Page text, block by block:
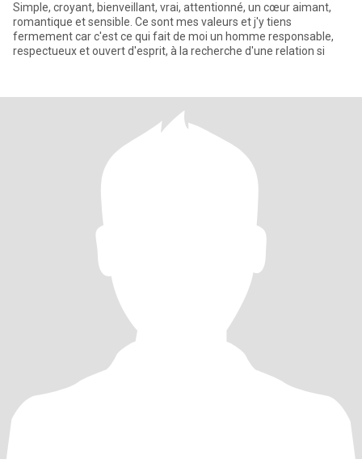
Simple, croyant, bienveillant, vrai, attentionné, un cœur aimant,
romantique et sensible. Ce sont mes valeurs et j'y tiens
fermement car c'est ce qui fait de moi un homme responsable,
respectueux et ouvert d'esprit, à la recherche d'une relation si